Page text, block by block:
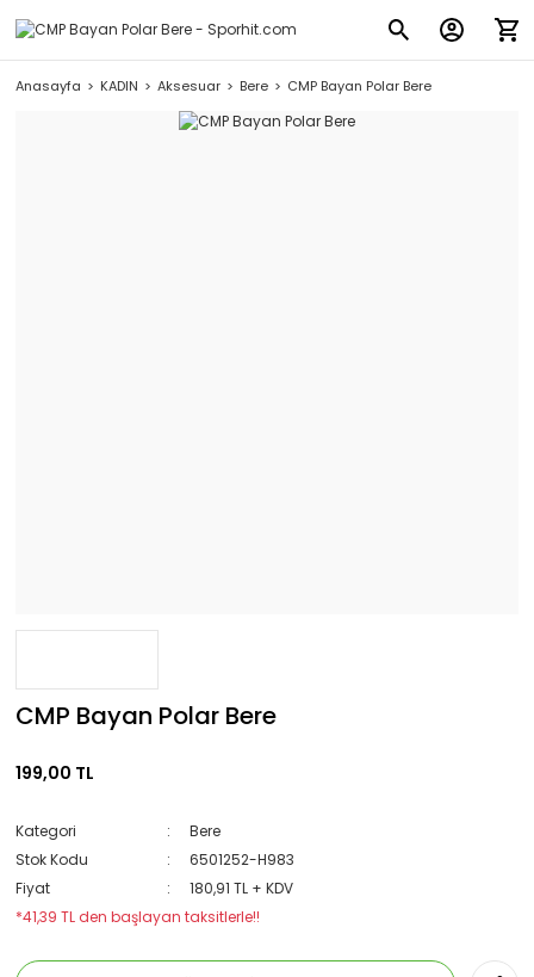
Anasayfa KADIN Aksesuar Bere CMP Bayan Polar Bere
CMP Bayan Polar Bere
199,00 TL
Kategori
Bere
Stok Kodu
6501252-H983
Fiyat
180,91 TL + KDV
*41,39 TL den başlayan taksitlerle!!